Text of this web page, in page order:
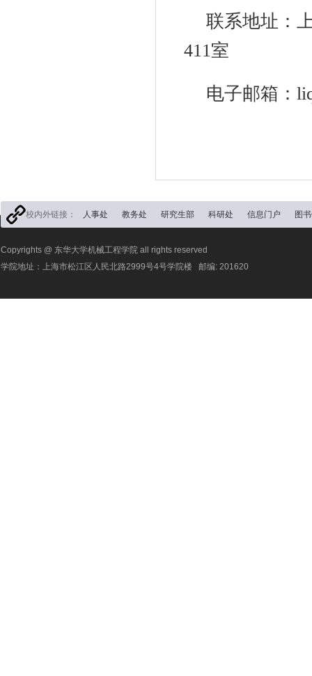
联系地址：
411室
电子邮箱：
校内外链接： 人事处 教务处 研究生部 科研处 信息门户 图
Copyrights @ 东华大学机械工程学院 all rights reserved
学院地址：上海市松江区人民北路2999号4号学院楼 邮编: 201620